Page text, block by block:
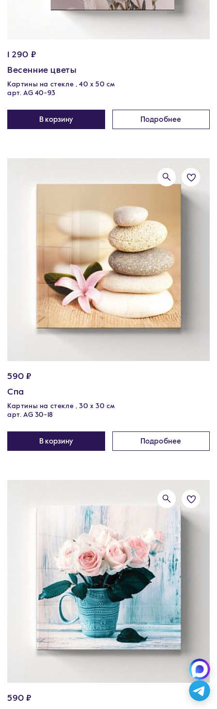
1 290 ₽
Весенние цветы
Картины на стекле , 40 х 50 см
арт. AG 40-93
В корзину Подробнее
590 ₽
Спа
Картины на стекле , 30 x 30 см
арт. AG 30-18
В корзину Подробнее
590 ₽